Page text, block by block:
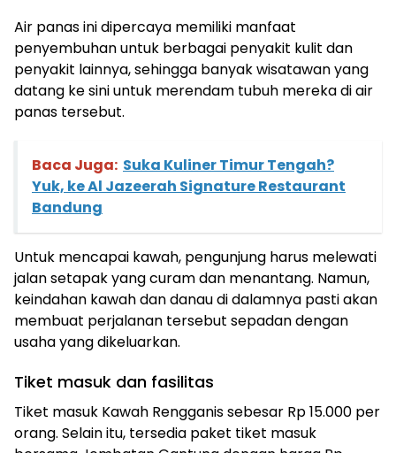
Air panas ini dipercaya memiliki manfaat
penyembuhan untuk berbagai penyakit kulit dan
penyakit lainnya, sehingga banyak wisatawan yang
datang ke sini untuk merendam tubuh mereka di air
panas tersebut.
Baca Juga: Suka Kuliner Timur Tengah?
Yuk, ke Al Jazeerah Signature Restaurant
Bandung
Untuk mencapai kawah, pengunjung harus melewati
jalan setapak yang curam dan menantang. Namun,
keindahan kawah dan danau di dalamnya pasti akan
membuat perjalanan tersebut sepadan dengan
usaha yang dikeluarkan.
Tiket masuk dan fasilitas
Tiket masuk Kawah Rengganis sebesar Rp 15.000 per
orang. Selain itu, tersedia paket tiket masuk